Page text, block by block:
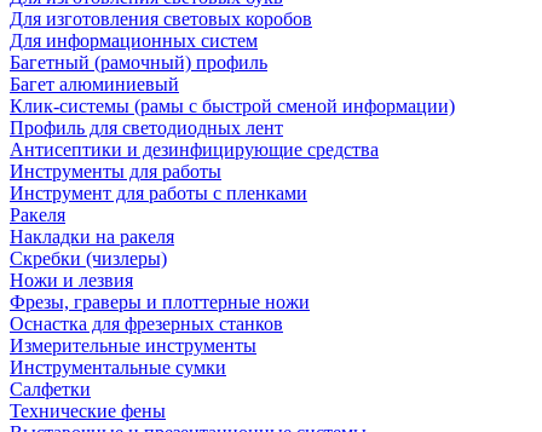
Для изготовления световых коробов
Для информационных систем
Багетный (рамочный) профиль
Багет алюминиевый
Клик-системы (рамы с быстрой сменой информации)
Профиль для светодиодных лент
Антисептики и дезинфицирующие средства
Инструменты для работы
Инструмент для работы с пленками
Ракеля
Накладки на ракеля
Скребки (чизлеры)
Ножи и лезвия
Фрезы, граверы и плоттерные ножи
Оснастка для фрезерных станков
Измерительные инструменты
Инструментальные сумки
Салфетки
Технические фены